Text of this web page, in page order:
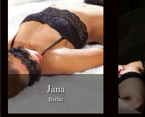
Jana
Berlin